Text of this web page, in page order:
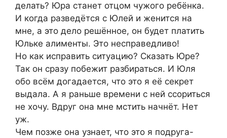
делать? Юра станет отцом чужого ребёнка.
И когда разведётся с Юлей и женится на
мне, а это дело решённое, он будет платить
Юльке алименты. Это несправедливо!
Но как исправить ситуацию? Сказать Юре?
Так он сразу побежит разбираться. И Юля
обо всём догадается, что это я её секрет
выдала. А я раньше времени с ней ссориться
не хочу. Вдруг она мне мстить начнёт. Нет
уж.
Чем позже она узнает, что это я подруга-